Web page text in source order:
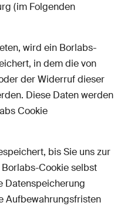
(im Folgenden
wird ein Borlabs-
in dem die von
der Widerruf dieser
Diese Daten werden
Cookie
bis Sie uns zur
Cookie selbst
Datenspeicherung
Aufbewahrungsfristen